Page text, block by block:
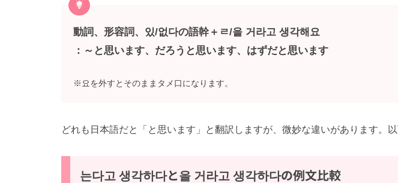
動詞、形容詞、있/없다の語幹＋ㄹ/을 거라고 생각해요
：～と思います、だろうと思います、はずだと思います
※요を外すとそのままタメ口になります。
どれも日本語だと「と思います」と翻訳しますが、微妙な違いがあります。
는다고 생각하다と을 거라고 생각하다の例文比較